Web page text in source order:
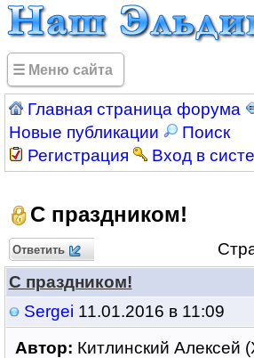
☰ Меню сайта
Главная страница форума
Новые публикации
Поиск
Регистрация
Вход в
С праздником!
Ответить
С праздником!
Sergei 11.01.2016 в 11:09
Автор: Китлинский Алексей